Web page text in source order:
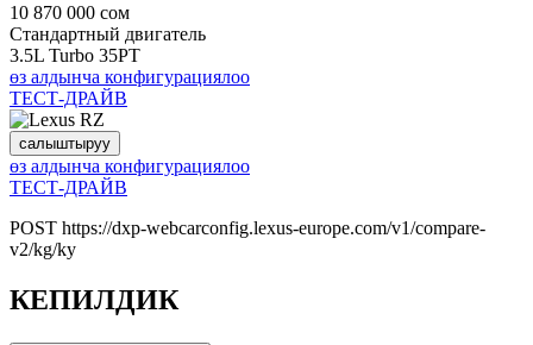
10 870 000 сом
Стандартный двигатель
3.5L Turbo 35PT
өз алдынча конфигурациялоо
ТЕСТ-ДРАЙВ
салыштыруу
өз алдынча конфигурациялоо
ТЕСТ-ДРАЙВ
POST https://dxp-webcarconfig.lexus-europe.com/v1/compare-
v2/kg/ky
КЕПИЛДИК